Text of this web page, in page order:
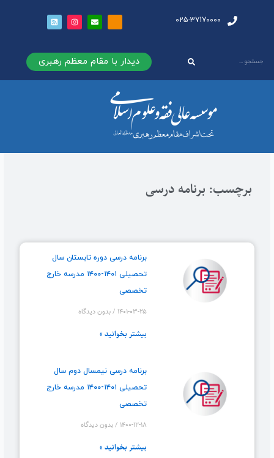
025-37170000
دیدار با مقام معظم رهبری
برچسب: برنامه درسی
برنامه درسی دوره تابستان سال
تحصیلی ۱۴۰۱-۱۴۰۰ مدرسه خارج
تخصصی
۱۴۰۱-۰۳-۲۵ بدون دیدگاه
بیشتر بخوانید »
برنامه درسی نیمسال دوم سال
تحصیلی ۱۴۰۱-۱۴۰۰ مدرسه خارج
تخصصی
۱۴۰۰-۱۲-۱۸ بدون دیدگاه
بیشتر بخوانید »